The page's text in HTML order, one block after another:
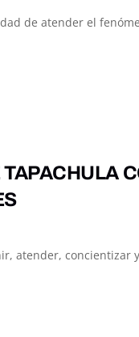
de atender el
atender,